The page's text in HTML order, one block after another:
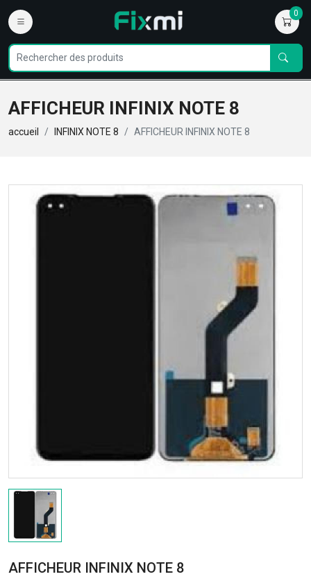
0
AFFICHEUR INFINIX NOTE 8
accueil INFINIX NOTE 8 AFFICHEUR INFINIX NOTE 8
AFFICHEUR INFINIX NOTE 8